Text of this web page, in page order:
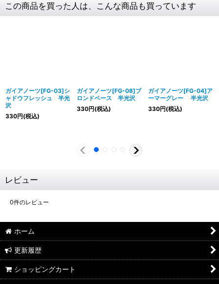
この商品を買った人は、こんな商品も買っています
ガイアノーツ[FG-03]シ
ャドウフレッシュ 半光
沢
330円(税込)
ガイアノーツ[FG-08]ブ
ロンドベース 半光沢
330円(税込)
ガイアノーツ[FG-04]ア
ーマーグレー 半光沢
330円(税込)
レビュー
0件のレビュー
ホーム
更新履歴
ショッピングカート